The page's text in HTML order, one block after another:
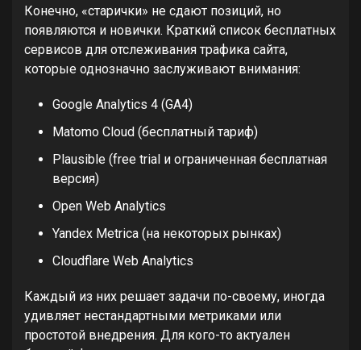
Конечно, «старички» не сдают позиций, но
появляются и новички. Краткий список бесплатных
сервисов для отслеживания трафика сайта,
которые однозначно заслуживают внимания:
Google Analytics 4 (GA4)
Matomo Cloud (бесплатный тариф)
Plausible (free trial и ограниченная бесплатная
версия)
Open Web Analytics
Yandex Metrica (на некоторых рынках)
Cloudflare Web Analytics
Каждый из них решает задачи по-своему, иногда
удивляет нестандартными метриками или
простотой внедрения. Для кого-то актуален